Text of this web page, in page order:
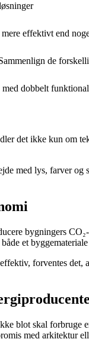
effektivt end
de
med dobbelt
det ikke kun om
med lys, farver
bygningers
et
forventes
blot skal forbruge
med arkitektur